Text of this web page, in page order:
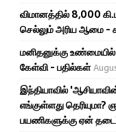
விமானத்தில் 8,000
செல்லும் அரிய ஆமை
மனிதனுக்கு
கேள்வி - பதில்கள்
இந்தியாவில்
எங்குள்ளது தெரியுமா?
பயணிகளுக்கு ஏன்